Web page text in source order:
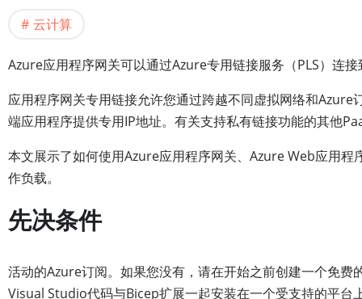
云计算
Azure应用程序网关可以通过Azure专用链接服务（PLS）连
应用程序网关专用链接允许您通过跨越不同虚拟网络和
端应用程序提供专用IP地址。有关支持私有链接功能的其他
本文展示了如何使用Azure应用程序网关、Azure Web应用
作负载。
先决条件
活动的Azure订阅。如果您没有，请在开始之前创建一个免费
Visual Studio代码与Bicep扩展一起安装在一个受支持的平台